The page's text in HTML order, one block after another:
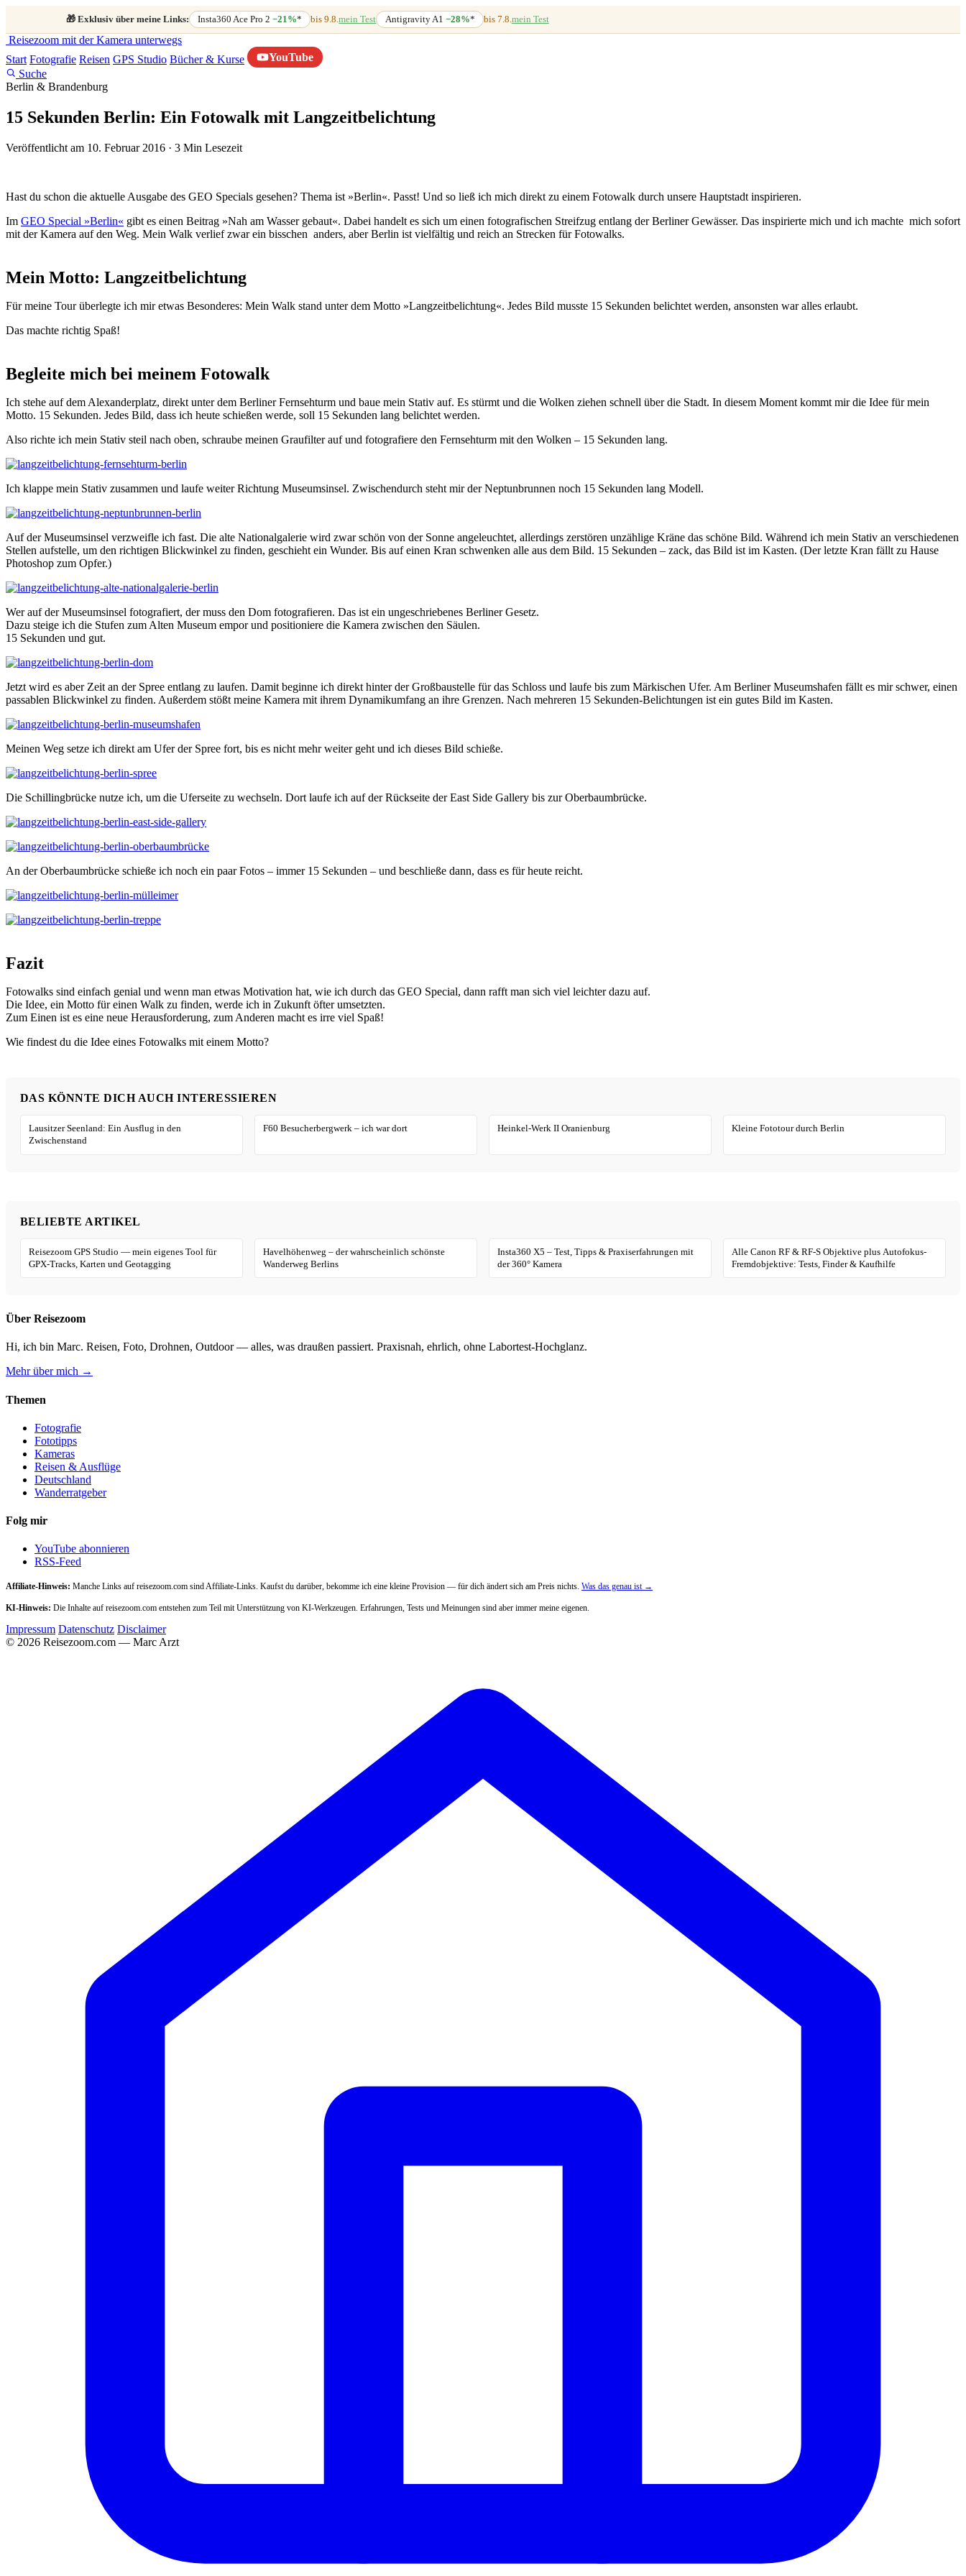
🎁 Exklusiv über meine Links: Insta360 Ace Pro 2−21%* bis 9.8.mein Test Antigravity A1 −28%* bis 7.8.mein Test
Reisezoom mit der Kamera unterwegs
Start Fotografie Reisen GPS Studio Bücher & Kurse
YouTube
Suche
Berlin & Brandenburg
15 Sekunden Berlin: Ein Fotowalk mit Langzeitbelichtung
Veröffentlicht am 10. Februar 2016 · 3 Min Lesezeit
Hast du schon die aktuelle Ausgabe des GEO Specials gesehen? Thema ist »Berlin«. Passt! Und so ließ ich mich direkt zu einem Fotowalk durch unsere Hauptstadt inspirieren.
Im GEO Special »Berlin« gibt es einen Beitrag »Nah am Wasser gebaut«. Dabei handelt es sich um einen fotografischen Streifzug entlang der Berliner Gewässer. Das inspirierte mich und ich machte mich sofort
mit der Kamera auf den Weg. Mein Walk verlief zwar ein bisschen anders, aber Berlin ist vielfältig und reich an Strecken für Fotowalks.
Mein Motto: Langzeitbelichtung
Für meine Tour überlegte ich mir etwas Besonderes: Mein Walk stand unter dem Motto »Langzeitbelichtung«. Jedes Bild musste 15 Sekunden belichtet werden, ansonsten war alles erlaubt.
Das machte richtig Spaß!
Begleite mich bei meinem Fotowalk
Ich stehe auf dem Alexanderplatz, direkt unter dem Berliner Fernsehturm und baue mein Stativ auf. Es stürmt und die Wolken ziehen schnell über die Stadt. In diesem Moment kommt mir die Idee für mein
Motto. 15 Sekunden. Jedes Bild, dass ich heute schießen werde, soll 15 Sekunden lang belichtet werden.
Also richte ich mein Stativ steil nach oben, schraube meinen Graufilter auf und fotografiere den Fernsehturm mit den Wolken – 15 Sekunden lang.
Ich klappe mein Stativ zusammen und laufe weiter Richtung Museumsinsel. Zwischendurch steht mir der Neptunbrunnen noch 15 Sekunden lang Modell.
Auf der Museumsinsel verzweifle ich fast. Die alte Nationalgalerie wird zwar schön von der Sonne angeleuchtet, allerdings zerstören unzählige Kräne das schöne Bild. Während ich mein Stativ an verschiedenen
Stellen aufstelle, um den richtigen Blickwinkel zu finden, geschieht ein Wunder. Bis auf einen Kran schwenken alle aus dem Bild. 15 Sekunden – zack, das Bild ist im Kasten. (Der letzte Kran fällt zu Hause
Photoshop zum Opfer.)
Wer auf der Museumsinsel fotografiert, der muss den Dom fotografieren. Das ist ein ungeschriebenes Berliner Gesetz.
Dazu steige ich die Stufen zum Alten Museum empor und positioniere die Kamera zwischen den Säulen.
15 Sekunden und gut.
Jetzt wird es aber Zeit an der Spree entlang zu laufen. Damit beginne ich direkt hinter der Großbaustelle für das Schloss und laufe bis zum Märkischen Ufer. Am Berliner Museumshafen fällt es mir schwer, einen
passablen Blickwinkel zu finden. Außerdem stößt meine Kamera mit ihrem Dynamikumfang an ihre Grenzen. Nach mehreren 15 Sekunden-Belichtungen ist ein gutes Bild im Kasten.
Meinen Weg setze ich direkt am Ufer der Spree fort, bis es nicht mehr weiter geht und ich dieses Bild schieße.
Die Schillingbrücke nutze ich, um die Uferseite zu wechseln. Dort laufe ich auf der Rückseite der East Side Gallery bis zur Oberbaumbrücke.
An der Oberbaumbrücke schieße ich noch ein paar Fotos – immer 15 Sekunden – und beschließe dann, dass es für heute reicht.
Fazit
Fotowalks sind einfach genial und wenn man etwas Motivation hat, wie ich durch das GEO Special, dann rafft man sich viel leichter dazu auf.
Die Idee, ein Motto für einen Walk zu finden, werde ich in Zukunft öfter umsetzten.
Zum Einen ist es eine neue Herausforderung, zum Anderen macht es irre viel Spaß!
Wie findest du die Idee eines Fotowalks mit einem Motto?
DAS KÖNNTE DICH AUCH INTERESSIEREN
Lausitzer Seenland: Ein Ausflug in den
Zwischenstand
F60 Besucherbergwerk – ich war dort Heinkel-Werk II Oranienburg Kleine Fototour durch Berlin
BELIEBTE ARTIKEL
Reisezoom GPS Studio — mein eigenes Tool für
GPX-Tracks, Karten und Geotagging
Havelhöhenweg – der wahrscheinlich schönste
Wanderweg Berlins
Insta360 X5 – Test, Tipps & Praxiserfahrungen mit
der 360° Kamera
Alle Canon RF & RF-S Objektive plus Autofokus-
Fremdobjektive: Tests, Finder & Kaufhilfe
Über Reisezoom
Hi, ich bin Marc. Reisen, Foto, Drohnen, Outdoor — alles, was draußen passiert. Praxisnah, ehrlich, ohne Labortest-Hochglanz.
Mehr über mich →
Themen
Fotografie
Fototipps
Kameras
Reisen & Ausflüge
Deutschland
Wanderratgeber
Folg mir
YouTube abonnieren
RSS-Feed
Affiliate-Hinweis: Manche Links auf reisezoom.com sind Affiliate-Links. Kaufst du darüber, bekomme ich eine kleine Provision — für dich ändert sich am Preis nichts. Was das genau ist →
KI-Hinweis: Die Inhalte auf reisezoom.com entstehen zum Teil mit Unterstützung von KI-Werkzeugen. Erfahrungen, Tests und Meinungen sind aber immer meine eigenen.
Impressum Datenschutz Disclaimer
© 2026 Reisezoom.com — Marc Arzt